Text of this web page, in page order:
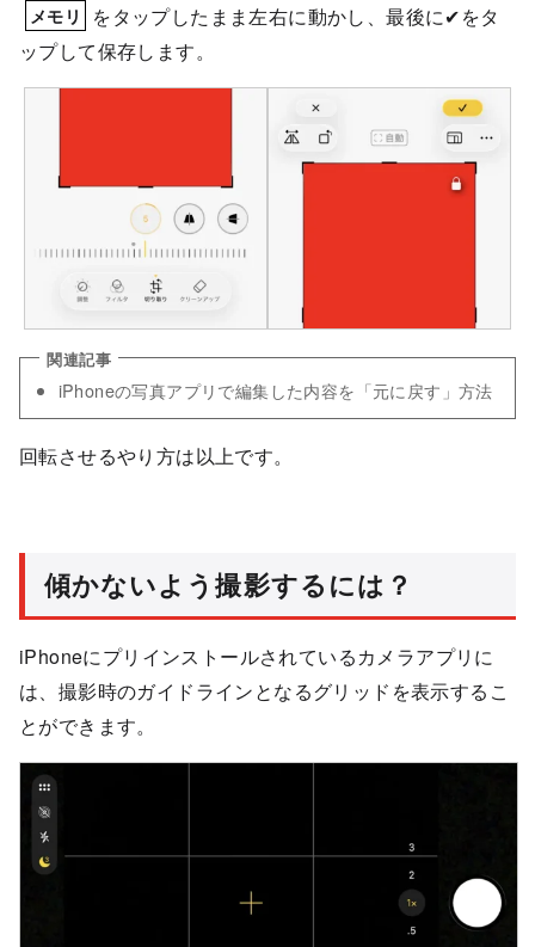
メモリ
をタップしたまま左右に動かし、最後に✔をタ
ップして保存します。
iPhoneの写真アプリで編集した内容を「元に戻す」方法
回転させるやり方は以上です。
傾かないよう撮影するには？
iPhoneにプリインストールされているカメラアプリに
は、撮影時のガイドラインとなるグリッドを表示するこ
とができます。